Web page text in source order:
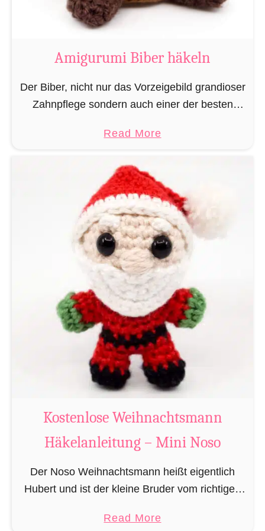
h
ä
k
l
Amigurumi Biber häkeln
Der Biber, nicht nur das Vorzeigebild grandioser
Zahnpflege sondern auch einer der besten
können braucht man Baumaterial und auch in
Read Morea
u
t
A
m
i
g
u
r
u
m
i
B
i
e
r
ä
k
Kostenlose Weihnachtsmann
Häkelanleitung – Mini Noso
Der Noso Weihnachtsmann heißt eigentlich
Hubert und ist der kleine Bruder vom richtigen
durch seine Größe, für das knacken der
Read Morea